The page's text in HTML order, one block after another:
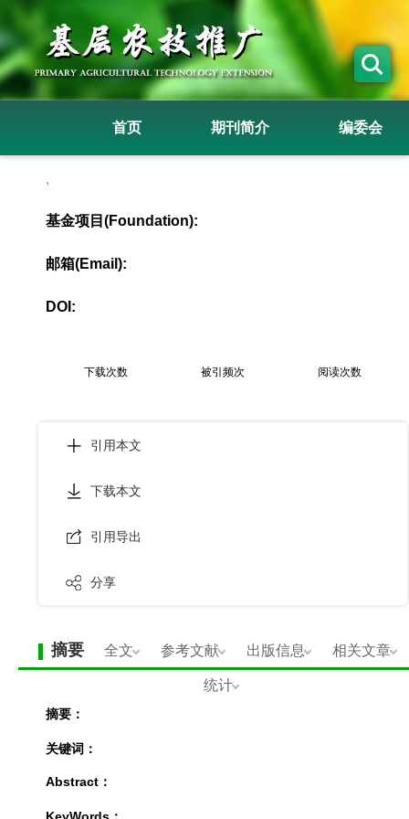
首页 期刊简介 编委会
,
基金项目(Foundation):
邮箱(Email):
DOI:
下载次数 被引频次 阅读次数
引用本文
下载本文
引用导出
分享
摘要 全文 参考文献 出版信息 相关文章
统计
摘要：
关键词：
Abstract：